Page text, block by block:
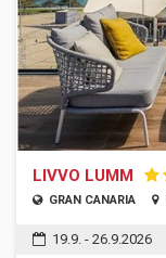
LIVVO LUMM
GRAN CANARIA
19.9. - 26.9.2026